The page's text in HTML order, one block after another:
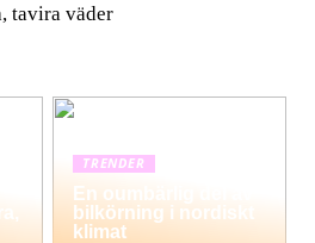
tavira väder
TRENDER
En oumbärlig del av
bilkörning i nordiskt
klimat